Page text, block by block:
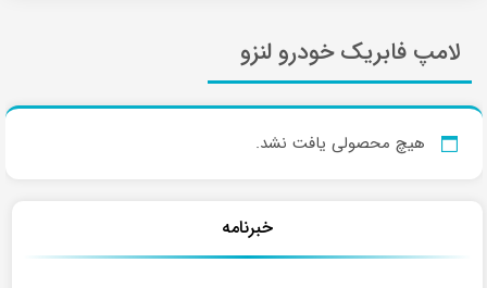
لامپ فابریک خودرو لنزو
هیچ محصولی یافت نشد.
خبرنامه